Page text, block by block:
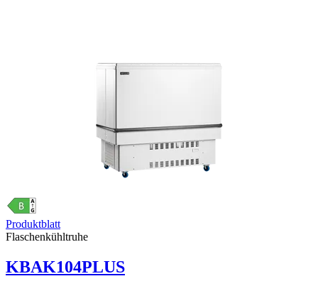
Produktblatt
Flaschenkühltruhe
KBAK104PLUS